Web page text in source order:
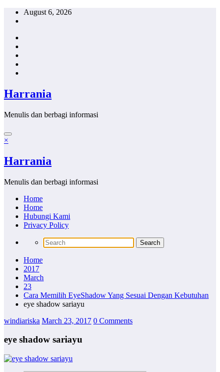
Skip
August 6, 2026
Harrania
Menulis dan berbagi informasi
×
Harrania
Menulis dan berbagi informasi
Home
Home
Hubungi Kami
Privacy Policy
Home
2017
March
23
Cara Memilih EyeShadow Yang Sesuai Dengan Kebutuhan
eye shadow sariayu
windiariska March 23, 2017 0 Comments
eye shadow sariayu